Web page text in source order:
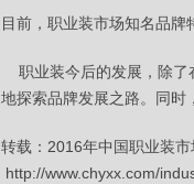
目前，职业装市场知名品牌
职业装今后的发展，除了
地探索品牌发展之路。同时
转载：2016年中国职业装
http://www.chyxx.com/